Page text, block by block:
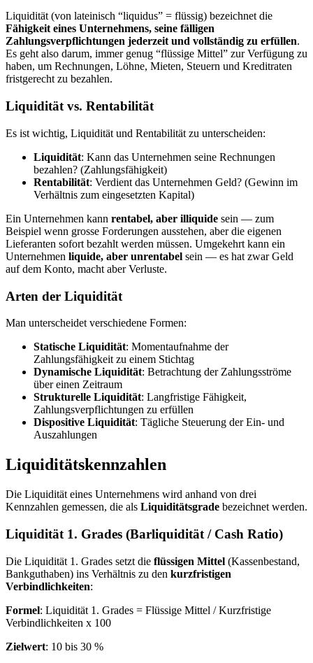
Liquidität (von lateinisch “liquidus” = flüssig) bezeichnet die
Fähigkeit eines Unternehmens, seine fälligen
Zahlungsverpflichtungen jederzeit und vollständig zu erfüllen.
Es geht also darum, immer genug “flüssige Mittel” zur Verfügung zu
haben, um Rechnungen, Löhne, Mieten, Steuern und Kreditraten
fristgerecht zu bezahlen.
Liquidität vs. Rentabilität
Es ist wichtig, Liquidität und Rentabilität zu unterscheiden:
Liquidität: Kann das Unternehmen seine Rechnungen
bezahlen? (Zahlungsfähigkeit)
Rentabilität: Verdient das Unternehmen Geld? (Gewinn im
Verhältnis zum eingesetzten Kapital)
Ein Unternehmen kann rentabel, aber illiquide sein — zum
Beispiel wenn grosse Forderungen ausstehen, aber die eigenen
Lieferanten sofort bezahlt werden müssen. Umgekehrt kann ein
Unternehmen liquide, aber unrentabel sein — es hat zwar Geld
auf dem Konto, macht aber Verluste.
Arten der Liquidität
Man unterscheidet verschiedene Formen:
Statische Liquidität: Momentaufnahme der
Zahlungsfähigkeit zu einem Stichtag
Dynamische Liquidität: Betrachtung der Zahlungsströme
über einen Zeitraum
Strukturelle Liquidität: Langfristige Fähigkeit,
Zahlungsverpflichtungen zu erfüllen
Dispositive Liquidität: Tägliche Steuerung der Ein- und
Auszahlungen
Liquiditätskennzahlen
Die Liquidität eines Unternehmens wird anhand von drei
Kennzahlen gemessen, die als Liquiditätsgrade bezeichnet werden.
Liquidität 1. Grades (Barliquidität / Cash Ratio)
Die Liquidität 1. Grades setzt die flüssigen Mittel (Kassenbestand,
Bankguthaben) ins Verhältnis zu den kurzfristigen
Verbindlichkeiten:
Formel: Liquidität 1. Grades = Flüssige Mittel / Kurzfristige
Verbindlichkeiten x 100
Zielwert: 10 bis 30 %